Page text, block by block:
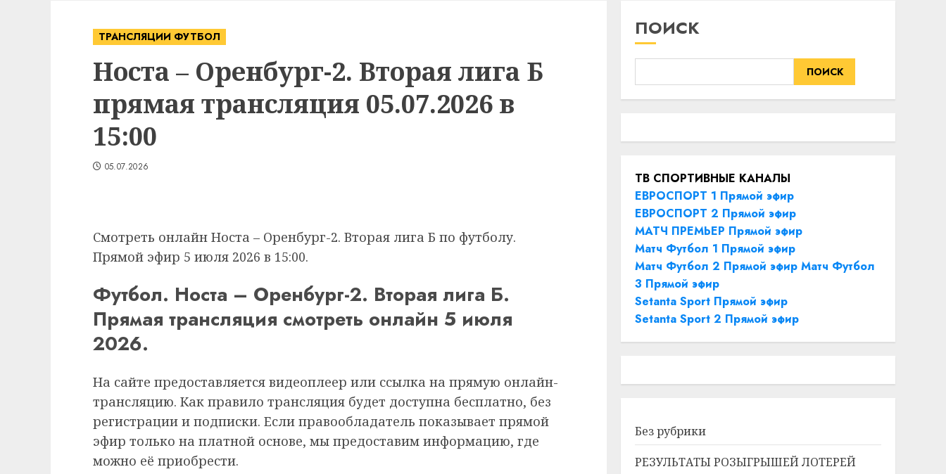
ТРАНСЛЯЦИИ ФУТБОЛ
Носта – Оренбург-2. Вторая лига Б
прямая трансляция 05.07.2026 в
15:00
05.07.2026
Смотреть онлайн Носта – Оренбург-2. Вторая лига Б по футболу.
Прямой эфир 5 июля 2026 в 15:00.
Футбол. Носта – Оренбург-2. Вторая лига Б.
Прямая трансляция смотреть онлайн 5 июля
2026.
На сайте предоставляется видеоплеер или ссылка на прямую онлайн-
трансляцию. Как правило трансляция будет доступна бесплатно, без
регистрации и подписки. Если правообладатель показывает прямой
эфир только на платной основе, мы предоставим информацию, где
можно её приобрести.
ПОИСК
ПОИСК
ТВ СПОРТИВНЫЕ КАНАЛЫ
ЕВРОСПОРТ 1 Прямой эфир
ЕВРОСПОРТ 2 Прямой эфир
МАТЧ ПРЕМЬЕР Прямой эфир
Матч Футбол 1 Прямой эфир
Матч Футбол 2 Прямой эфир Матч Футбол
3 Прямой эфир
Setanta Sport Прямой эфир
Setanta Sport 2 Прямой эфир
Без рубрики
РЕЗУЛЬТАТЫ РОЗЫГРЫШЕЙ ЛОТЕРЕЙ